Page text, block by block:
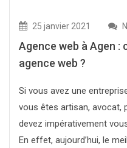
25 janvier 2021
Agence web à Agen :
agence web ?
Si vous avez une
vous êtes artisan, avocat,
devez impérativement
En effet, aujourd’hui, le